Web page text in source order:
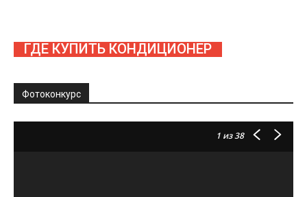
ГДЕ КУПИТЬ КОНДИЦИОНЕР
Фотоконкурс
1 из 38